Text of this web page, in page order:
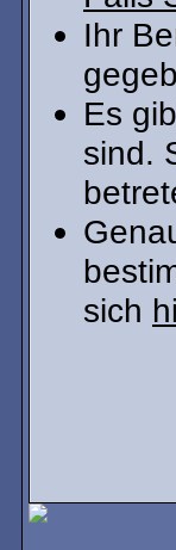
Ihr
Es
sind.
sich